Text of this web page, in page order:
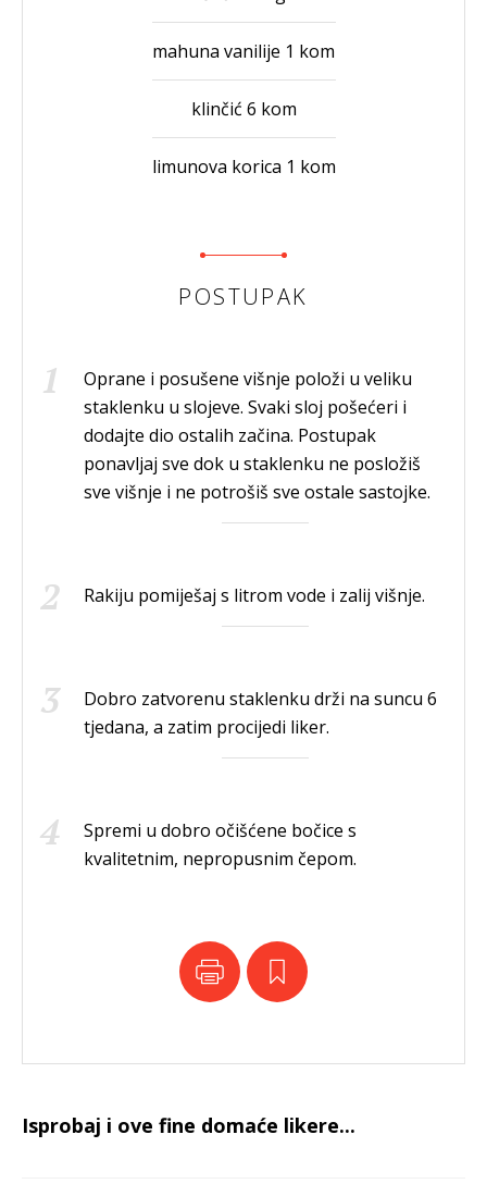
mahuna vanilije 1 kom
klinčić 6 kom
limunova korica 1 kom
POSTUPAK
Oprane i posušene višnje položi u veliku
staklenku u slojeve. Svaki sloj pošećeri i
dodajte dio ostalih začina. Postupak
ponavljaj sve dok u staklenku ne posložiš
sve višnje i ne potrošiš sve ostale sastojke.
Rakiju pomiješaj s litrom vode i zalij višnje.
Dobro zatvorenu staklenku drži na suncu 6
tjedana, a zatim procijedi liker.
Spremi u dobro očišćene bočice s
kvalitetnim, nepropusnim čepom.
Isprobaj i ove fine domaće likere...